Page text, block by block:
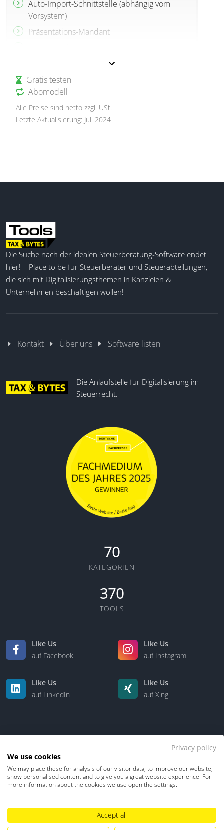
Auto-Import-Schnittstelle (abhängig vom
Vorsystem)
Präsentations-Mandant
kontool K360 zzgl. € 100 pro 50 Mandanten
BelegAgent (einzeln erhältlich) zzgl. € 249
pro 500 Mandanten
Kunden / Lieferanten zzgl. € 349 pro 500
Mandanten
Gratis testen
Abomodell
Alle Preise sind netto zzgl. USt.
Letzte Aktualisierung: Juli 2024
Die Suche nach der idealen Steuerberatung-Software endet
hier! – Place to be für Steuerberater und Steuerabteilungen,
die sich mit Digitalisierungsthemen in Kanzleien &
Unternehmen beschäftigen wollen!
Kontakt Über uns Software listen
Die Anlaufstelle für Digitalisierung im
Steuerrecht.
70
KATEGORIEN
370
TOOLS
Like Us
auf Facebook
Like Us
auf Instagram
Like Us
auf LinkedIn
Like Us
auf Xing
Kontakt Über uns
Impressum
Hinweisgebersystem
Umgang mit KI
Privacy policy
We use cookies
We may place these for analysis of our visitor data, to improve our website,
show personalised content and to give you a great website experience. For
more information about the cookies we use open the settings.
Accept all